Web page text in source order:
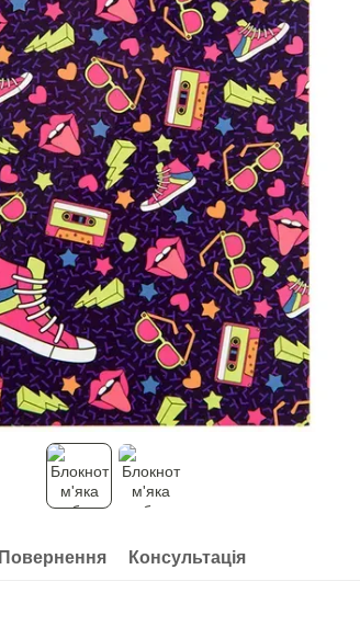
Повернення Консультація